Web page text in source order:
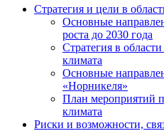
Стратегия и цели в
Основные
роста до 2030 года
Стратегия в
климата
Основные
«Норникеля»
План мероприятий
климата
Риски и возможности,